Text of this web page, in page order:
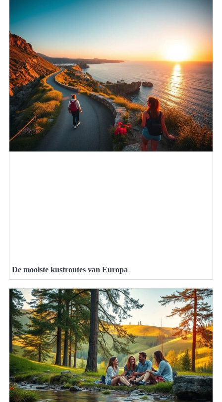
De mooiste kustroutes van Europa